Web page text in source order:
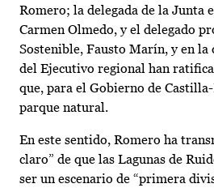
Romero; la delegada de la Junta
Carmen Olmedo, y el delegado
Sostenible, Fausto Marín, y en la
del Ejecutivo regional han
que, para el Gobierno de
parque natural.
En este sentido, Romero ha
claro” de que las Lagunas de
ser un escenario de “primera